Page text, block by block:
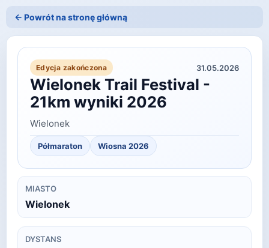
← Powrót na stronę główną
Edycja zakończona 31.05.2026
Wielonek Trail Festival -
21km wyniki 2026
Wielonek
Półmaraton Wiosna 2026
MIASTO
Wielonek
DYSTANS